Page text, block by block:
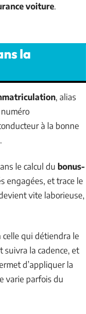
voiture.
la
, alias
à la bonne
.
le calcul du bonus-
engagées, et trace le
vite laborieuse,
celle qui détiendra le
la cadence, et
d’appliquer la
varie parfois du